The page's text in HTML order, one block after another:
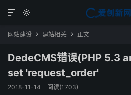


网站建设  建站相关  正文
DedeCMS错误(PHP 5.3
set 'request_order'
2018-11-14 阅读(1703)